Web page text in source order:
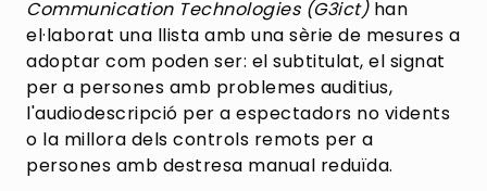
Communication Technologies (G3ict)han
el·laborat una llista amb una sèrie de mesures a
adoptar com poden ser: el subtitulat, el signat
per a persones amb problemes auditius,
l'audiodescripció per a espectadors no vidents
o la millora dels controls remots per a
persones amb destresa manual reduïda.